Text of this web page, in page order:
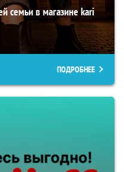
семьи в магазине kari
ПОДРОБНЕЕ